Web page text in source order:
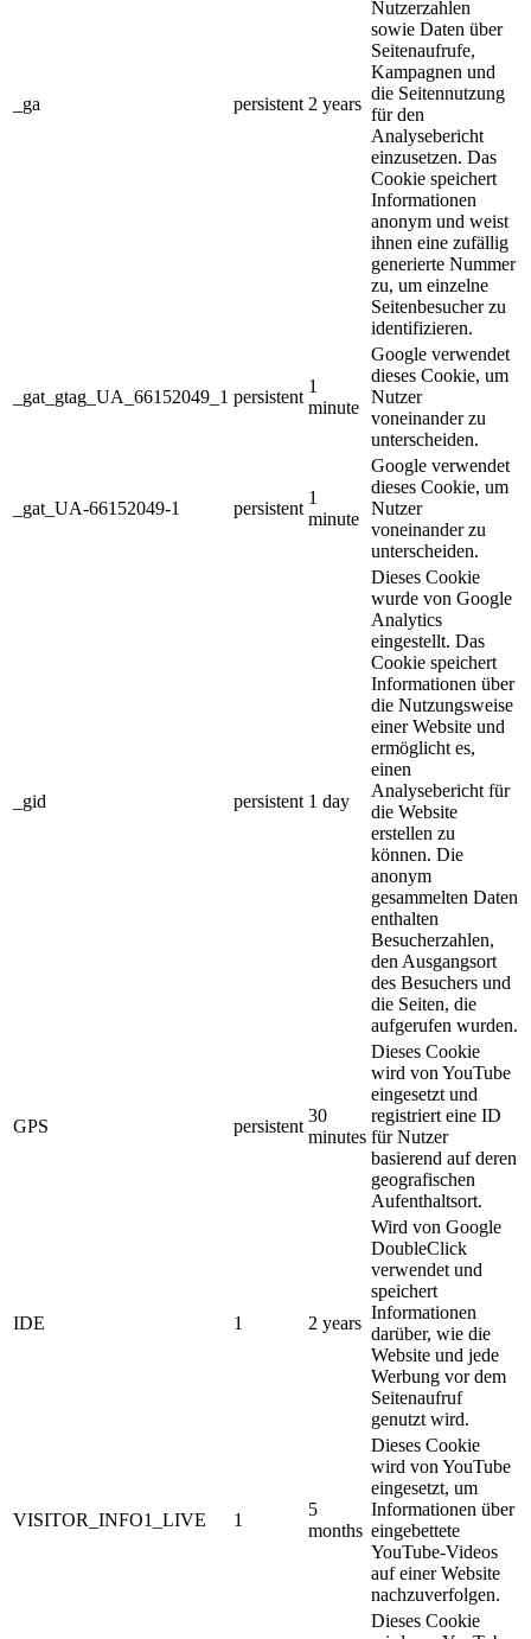
_ga persistent 2 years
Nutzerzahlen
sowie Daten über
Seitenaufrufe,
Kampagnen und
die Seitennutzung
für den
Analysebericht
einzusetzen. Das
Cookie speichert
Informationen
anonym und weist
ihnen eine zufällig
generierte Nummer
zu, um einzelne
Seitenbesucher zu
identifizieren.
_gat_gtag_UA_66152049_1 persistent
1
minute
Google verwendet
dieses Cookie, um
Nutzer
voneinander zu
unterscheiden.
_gat_UA-66152049-1 persistent
1
minute
Google verwendet
dieses Cookie, um
Nutzer
voneinander zu
unterscheiden.
_gid persistent 1 day
Dieses Cookie
wurde von Google
Analytics
eingestellt. Das
Cookie speichert
Informationen über
die Nutzungsweise
einer Website und
ermöglicht es,
einen
Analysebericht für
die Website
erstellen zu
können. Die
anonym
gesammelten Daten
enthalten
Besucherzahlen,
den Ausgangsort
des Besuchers und
die Seiten, die
aufgerufen wurden.
GPS persistent
30
minutes
Dieses Cookie
wird von YouTube
eingesetzt und
registriert eine ID
für Nutzer
basierend auf deren
geografischen
Aufenthaltsort.
IDE 1 2 years
Wird von Google
DoubleClick
verwendet und
speichert
Informationen
darüber, wie die
Website und jede
Werbung vor dem
Seitenaufruf
genutzt wird.
VISITOR_INFO1_LIVE 1
5
months
Dieses Cookie
wird von YouTube
eingesetzt, um
Informationen über
eingebettete
YouTube-Videos
auf einer Website
nachzuverfolgen.
Dieses Cookie